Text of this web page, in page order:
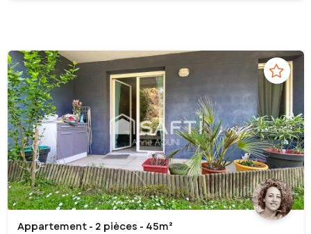
Appartement - 2 pièces - 45m²